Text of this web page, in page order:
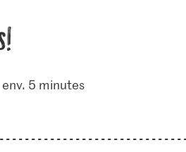
env. 5 minutes